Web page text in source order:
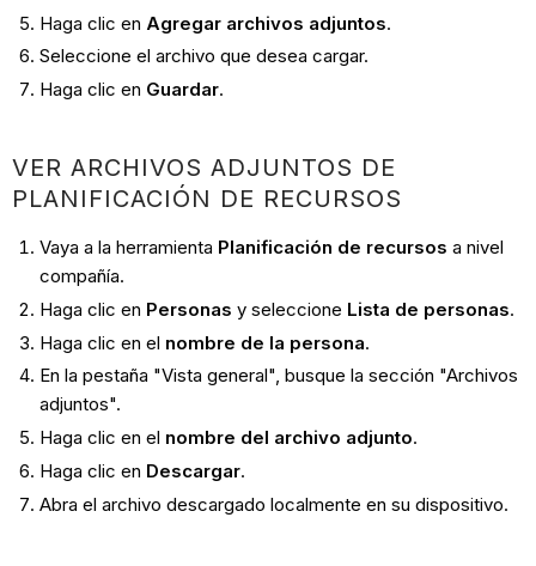
Haga clic en Agregar archivos adjuntos.
Seleccione el archivo que desea cargar.
Haga clic en Guardar.
VER ARCHIVOS ADJUNTOS DE
PLANIFICACIÓN DE RECURSOS
Vaya a la herramienta Planificación de recursos a nivel
compañía.
Haga clic en Personas y seleccione Lista de personas.
Haga clic en el nombre de la persona.
En la pestaña "Vista general", busque la sección "Archivos
adjuntos".
Haga clic en el nombre del archivo adjunto.
Haga clic en Descargar.
Abra el archivo descargado localmente en su dispositivo.